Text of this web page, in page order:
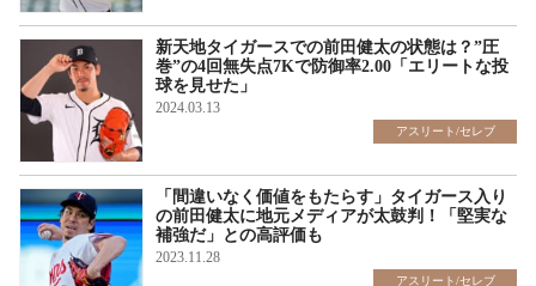
新天地タイガースでの前田健太の状態は？”圧
巻”の4回無失点7Kで防御率2.00「エリートな投
球を見せた」
2024.03.13
アスリート/セレブ
「間違いなく価値をもたらす」タイガース入り
の前田健太に地元メディアが太鼓判！「堅実な
補強だ」との高評価も
2023.11.28
アスリート/セレブ